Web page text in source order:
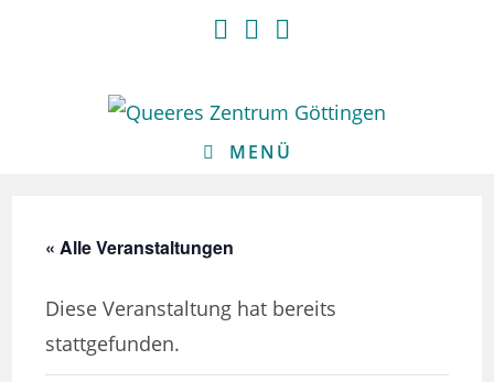
MENÜ
« Alle Veranstaltungen
Diese Veranstaltung hat bereits
stattgefunden.